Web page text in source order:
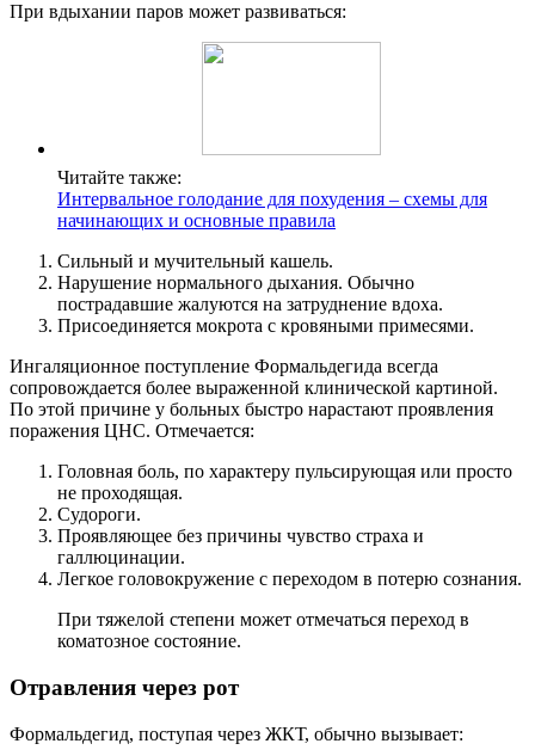
При вдыхании паров может развиваться:
Читайте также:
Интервальное голодание для похудения – схемы для
начинающих и основные правила
Сильный и мучительный кашель.
Нарушение нормального дыхания. Обычно
пострадавшие жалуются на затруднение вдоха.
Присоединяется мокрота с кровяными примесями.
Ингаляционное поступление Формальдегида всегда
сопровождается более выраженной клинической картиной.
По этой причине у больных быстро нарастают проявления
поражения ЦНС. Отмечается:
Головная боль, по характеру пульсирующая или просто
не проходящая.
Судороги.
Проявляющее без причины чувство страха и
галлюцинации.
Легкое головокружение с переходом в потерю сознания.
При тяжелой степени может отмечаться переход в
коматозное состояние.
Отравления через рот
Формальдегид, поступая через ЖКТ, обычно вызывает: